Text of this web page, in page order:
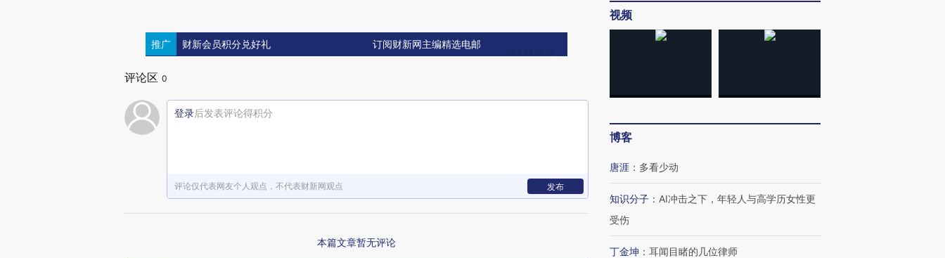
推广 财新会员积分兑好礼 订阅财新网主编精选电邮
评论区 0
登录后发表评论得积分
评论仅代表网友个人观点，不代表财新网观点 发布
本篇文章暂无评论
视频
博客
唐涯 ： 多看少动
知识分子 ： AI冲击之下，年轻人与高学历女性更
受伤
丁金坤 ： 耳闻目睹的几位律师